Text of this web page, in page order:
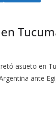
asueto en
ante